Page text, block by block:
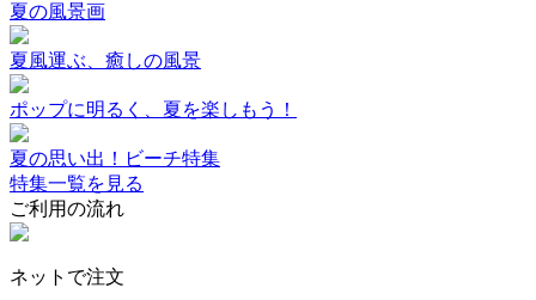
夏の風景画
夏風運ぶ、癒しの風景
ポップに明るく、夏を楽しもう！
夏の思い出！ビーチ特集
特集一覧を見る
ご利用の流れ
ネットで注文